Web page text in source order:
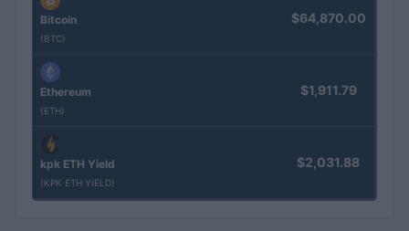
Bitcoin
(BTC)
$64,870.00
Ethereum
(ETH)
$1,911.79
kpk ETH Yield
(KPK ETH YIELD)
$2,031.88